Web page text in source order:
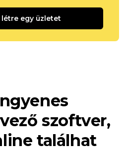
létre egy üzletet
szoftver,
találhat